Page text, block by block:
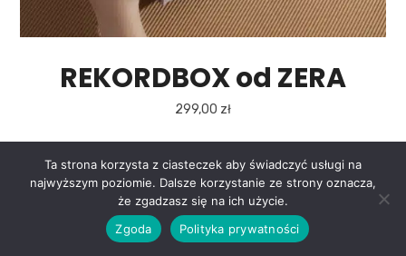
REKORDBOX od ZERA
299,00 zł
0
Ta strona korzysta z ciasteczek aby świadczyć usługi na
najwyższym poziomie. Dalsze korzystanie ze strony oznacza,
że zgadzasz się na ich użycie.
Zgoda
Polityka prywatności